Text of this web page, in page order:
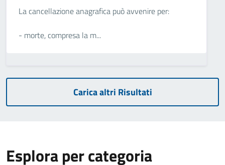
La cancellazione anagrafica può avvenire per:
- morte, compresa la m...
Carica altri Risultati
Esplora per categoria